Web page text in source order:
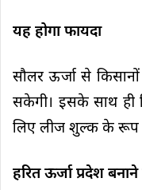
यह होगा फायदा
सौलर ऊर्जा से
सकेगी। इसके साथ ही
लिए लीज शुल्क के रूप
हरित ऊर्जा प्रदेश